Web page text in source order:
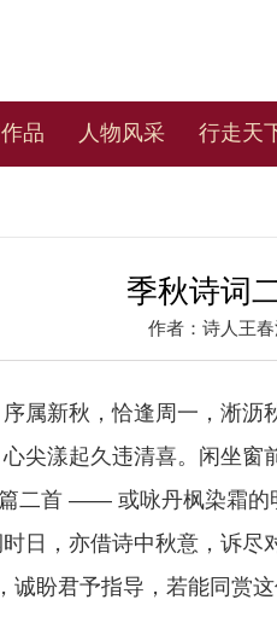
品 人物风采 行走天
季秋诗词
作者： 诗人王
新秋，恰逢周一，淅沥
尖漾起久违清喜。闲坐窗
二首 —— 或咏丹枫染霜的
日，亦借诗中秋意，诉尽
诚盼君予指导，若能同赏